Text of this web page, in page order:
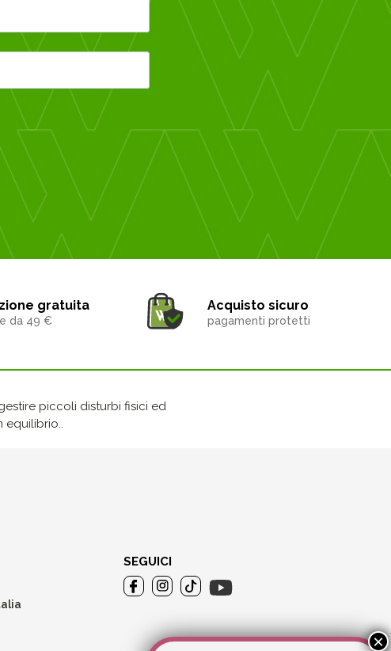
gratuita
da 49 €
Acquisto sicuro
pagamenti protetti
piccoli disturbi fisici ed
equilibrio..
SEGUICI